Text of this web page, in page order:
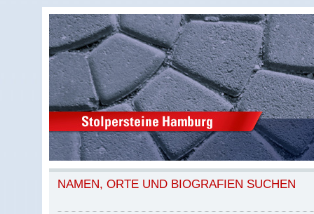
NAMEN, ORTE UND BIOGRAFIEN SUCHEN